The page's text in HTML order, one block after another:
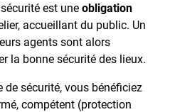
sécurité est uneobligation
accueillant du public. Un
agents sont alors
la bonne sécurité des lieux.
de sécurité, vous bénéficiez
compétent (protection